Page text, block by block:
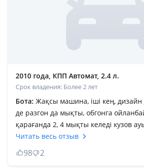
2010 года, КПП Автомат, 2.4 л.
Срок владения: Более 2 лет
Бота: Жақсы машина, іші кең, дизайн
де разгон да мықты, обгонга
қарағанда 2, 4 мықты келеді кузов
минус жоқ мықты көлік Маа 500
короче багажник те кеееееееең іші,
дәәәәәәу, іші корабль ғой бір
Читать весь отзыв
98 2